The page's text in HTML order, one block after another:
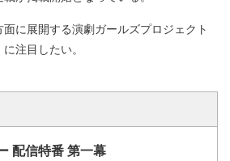
に展開する演劇ガールズプロジェクト
注目したい。
配信特番 第一幕